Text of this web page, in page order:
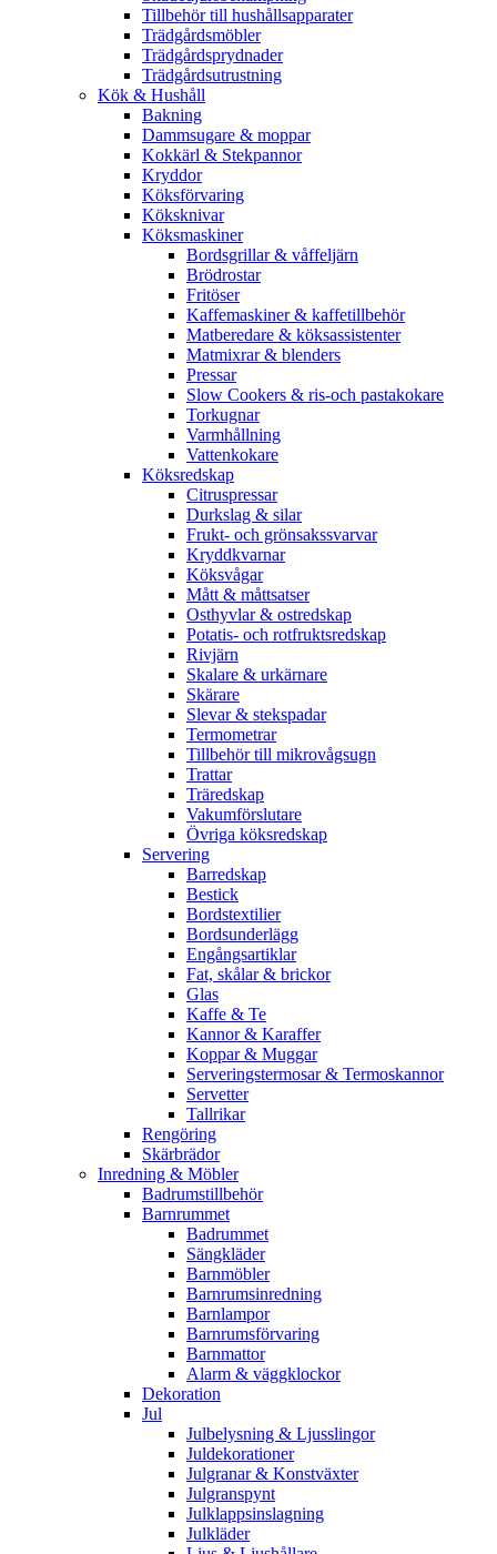
Tillbehör till hushållsapparater
Trädgårdsmöbler
Trädgårdsprydnader
Trädgårdsutrustning
Kök & Hushåll
Bakning
Dammsugare & moppar
Kokkärl & Stekpannor
Kryddor
Köksförvaring
Köksknivar
Köksmaskiner
Bordsgrillar & våffeljärn
Brödrostar
Fritöser
Kaffemaskiner & kaffetillbehör
Matberedare & köksassistenter
Matmixrar & blenders
Pressar
Slow Cookers & ris-och pastakokare
Torkugnar
Varmhållning
Vattenkokare
Köksredskap
Citruspressar
Durkslag & silar
Frukt- och grönsakssvarvar
Kryddkvarnar
Köksvågar
Mått & måttsatser
Osthyvlar & ostredskap
Potatis- och rotfruktsredskap
Rivjärn
Skalare & urkärnare
Skärare
Slevar & stekspadar
Termometrar
Tillbehör till mikrovågsugn
Trattar
Träredskap
Vakumförslutare
Övriga köksredskap
Servering
Barredskap
Bestick
Bordstextilier
Bordsunderlägg
Engångsartiklar
Fat, skålar & brickor
Glas
Kaffe & Te
Kannor & Karaffer
Koppar & Muggar
Serveringstermosar & Termoskannor
Servetter
Tallrikar
Rengöring
Skärbrädor
Inredning & Möbler
Badrumstillbehör
Barnrummet
Badrummet
Sängkläder
Barnmöbler
Barnrumsinredning
Barnlampor
Barnrumsförvaring
Barnmattor
Alarm & väggklockor
Dekoration
Jul
Julbelysning & Ljusslingor
Juldekorationer
Julgranar & Konstväxter
Julgranspynt
Julklappsinslagning
Julkläder